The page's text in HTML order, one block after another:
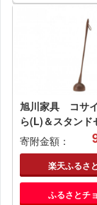
旭川家具 コサ
ら(L)＆スタンド
ォルナット
寄附金額：
楽天ふるさ
ふるさとチ